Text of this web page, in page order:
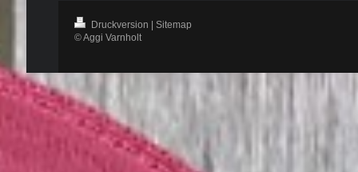
Druckversion
Sitemap
© Aggi Varnholt